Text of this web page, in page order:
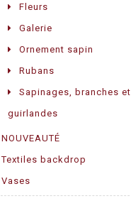
Fleurs
Galerie
Ornement sapin
Rubans
Sapinages, branches et
guirlandes
NOUVEAUTÉ
Textiles backdrop
Vases